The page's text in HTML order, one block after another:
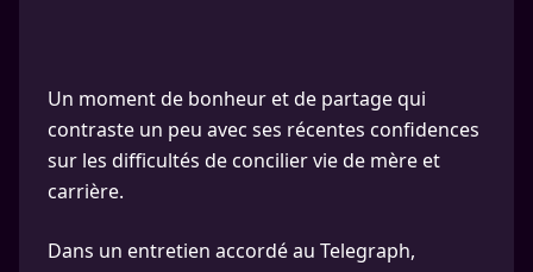
Un moment de bonheur et de partage qui
contraste un peu avec ses récentes confidences
sur les difficultés de concilier vie de mère et
carrière.
Dans un entretien accordé au Telegraph,